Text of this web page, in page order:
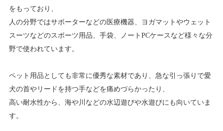
をもっており、
人の分野ではサポーターなどの医療機器、ヨガマットやウェット
スーツなどのスポーツ用品、手袋、ノートPCケースなど様々な分
野で使われています。
ペット用品としても非常に優秀な素材であり、急な引っ張りで愛
犬の首やリードを持つ手などを痛めづらかったり、
高い耐水性から、海や川などの水辺遊びや水遊びにも向いていま
す。